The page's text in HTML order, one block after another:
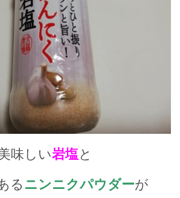
味しい岩塩と
る ニンニクパウダーが